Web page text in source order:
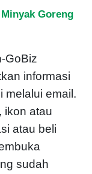
Goreng
GoBiz
informasi
melalui email.
ikon atau
atau beli
sudah